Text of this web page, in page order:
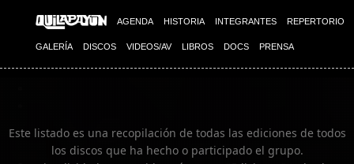
AGENDA HISTORIA INTEGRANTES REPERTORIO
GALERÍA DISCOS VIDEOS/AV LIBROS DOCS PRENSA
Imagen 02
Este listado es una recopilación de todas las ediciones de todos
los discos que ha hecho o participado el grupo.